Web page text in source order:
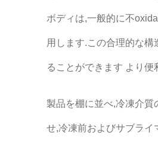
ボディは,一般的に不
用します.この合理的な構
ることができます より便
製品を棚に並べ,冷凍介質
せ,冷凍前およびサブライ